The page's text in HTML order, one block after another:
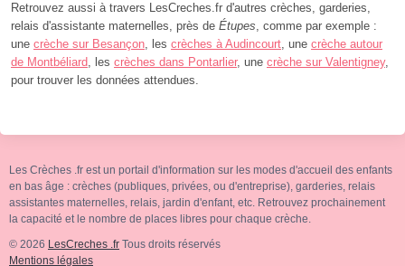
Retrouvez aussi à travers LesCreches.fr d'autres crèches, garderies,
relais d'assistante maternelles, près de Étupes, comme par exemple :
une crèche sur Besançon, les crèches à Audincourt, une crèche autour
de Montbéliard, les crèches dans Pontarlier, une crèche sur Valentigney,
pour trouver les données attendues.
Les Crèches .fr est un portail d'information sur les modes d'accueil des enfants
en bas âge : crèches (publiques, privées, ou d'entreprise), garderies, relais
assistantes maternelles, relais, jardin d'enfant, etc. Retrouvez prochainement
la capacité et le nombre de places libres pour chaque crèche.
© 2026 LesCreches .fr Tous droits réservés
Mentions légales